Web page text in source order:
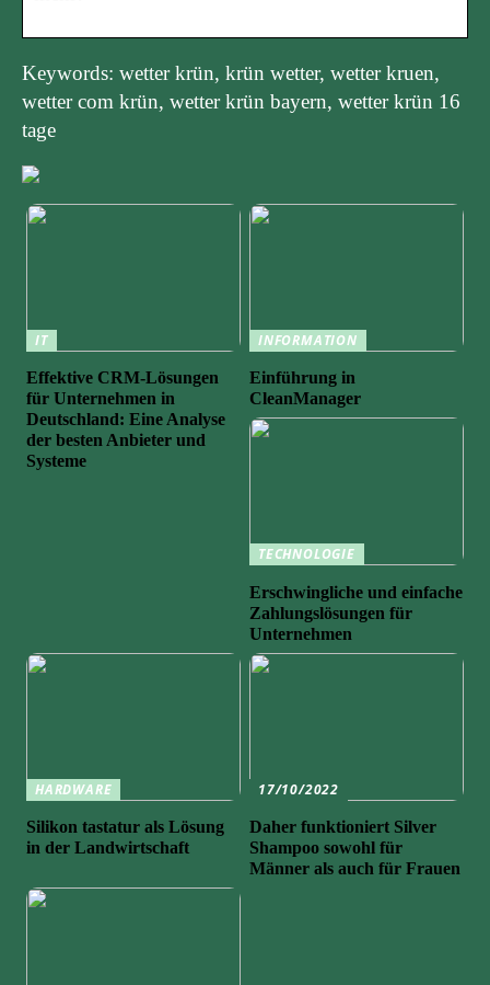
Keywords: wetter krün, krün wetter, wetter kruen,
wetter com krün, wetter krün bayern, wetter krün 16
tage
IT
Effektive CRM-Lösungen
für Unternehmen in
Deutschland: Eine Analyse
der besten Anbieter und
Systeme
INFORMATION
Einführung in
CleanManager
TECHNOLOGIE
Erschwingliche und einfache
Zahlungslösungen für
Unternehmen
HARDWARE
Silikon tastatur als Lösung
in der Landwirtschaft
17/10/2022
Daher funktioniert Silver
Shampoo sowohl für
Männer als auch für Frauen